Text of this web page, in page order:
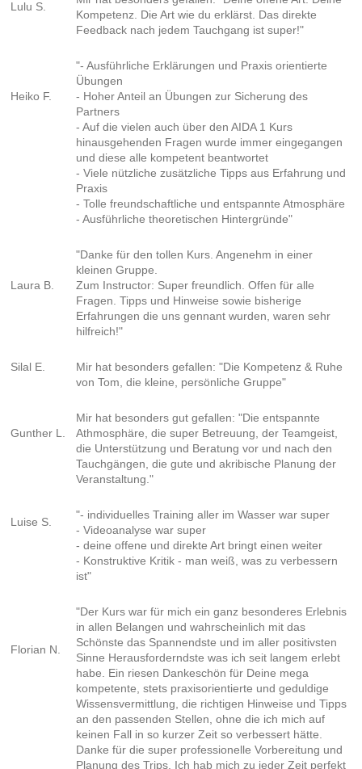
Lulu S.
Kompetenz. Die Art wie du erklärst. Das direkte
Feedback nach jedem Tauchgang ist super!"
Heiko F.
"- Ausführliche Erklärungen und Praxis orientierte
Übungen
- Hoher Anteil an Übungen zur Sicherung des
Partners
- Auf die vielen auch über den AIDA 1 Kurs
hinausgehenden Fragen wurde immer eingegangen
und diese alle kompetent beantwortet
- Viele nützliche zusätzliche Tipps aus Erfahrung und
Praxis
- Tolle freundschaftliche und entspannte Atmosphäre
- Ausführliche theoretischen Hintergründe"
Laura B.
"Danke für den tollen Kurs. Angenehm in einer
kleinen Gruppe.
Zum Instructor: Super freundlich. Offen für alle
Fragen. Tipps und Hinweise sowie bisherige
Erfahrungen die uns gennant wurden, waren sehr
hilfreich!"
Silal E. Mir hat besonders gefallen: "Die Kompetenz & Ruhe
von Tom, die kleine, persönliche Gruppe"
Gunther L.
Mir hat besonders gut gefallen: "Die entspannte
Athmosphäre, die super Betreuung, der Teamgeist,
die Unterstützung und Beratung vor und nach den
Tauchgängen, die gute und akribische Planung der
Veranstaltung."
Luise S.
"- individuelles Training aller im Wasser war super
- Videoanalyse war super
- deine offene und direkte Art bringt einen weiter
- Konstruktive Kritik - man weiß, was zu verbessern
ist"
Florian N.
"Der Kurs war für mich ein ganz besonderes Erlebnis
in allen Belangen und wahrscheinlich mit das
Schönste das Spannendste und im aller positivsten
Sinne Herausforderndste was ich seit langem erlebt
habe. Ein riesen Dankeschön für Deine mega
kompetente, stets praxisorientierte und geduldige
Wissensvermittlung, die richtigen Hinweise und Tipps
an den passenden Stellen, ohne die ich mich auf
keinen Fall in so kurzer Zeit so verbessert hätte.
Danke für die super professionelle Vorbereitung und
Planung des Trips. Ich hab mich zu jeder Zeit perfekt